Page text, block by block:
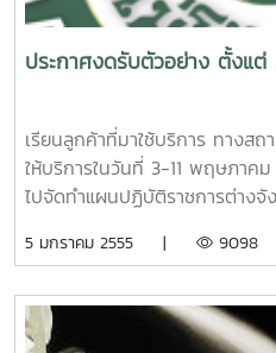
ประกาศงดรับตัวอย่าง ตั้งแต่
เรียนลูกค้าที่มาใช้บริการ ทางส
ให้บริการในวันที่ 3-11 พฤษภาค
ไปจัดทำแผนปฏิบัติราชการต่างจั
5 มกราคม 2555 | 9098